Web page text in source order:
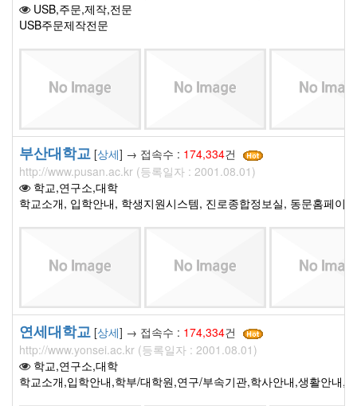
USB,주문,제작,전문
USB주문제작전문
부산대학교 [상세] → 접속수 : 174,334건
http://www.pusan.ac.kr (등록일자 : 2001.08.01)
학교,연구소,대학
학교소개, 입학안내, 학생지원시스템, 진로종합정보실, 동문홈페이
연세대학교 [상세] → 접속수 : 174,334건
http://www.yonsei.ac.kr (등록일자 : 2001.08.01)
학교,연구소,대학
학교소개,입학안내,학부/대학원,연구/부속기관,학사안내,생활안내,